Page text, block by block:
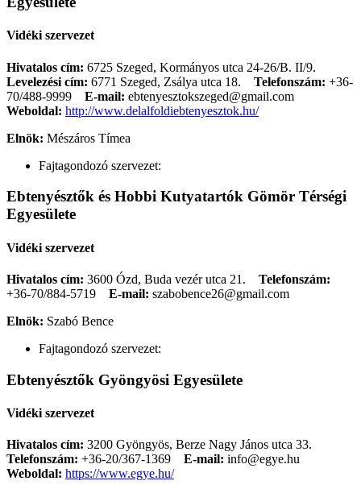
Vidéki szervezet
Hivatalos cím: 6725 Szeged, Kormányos utca 24-26/B. II/9.
Levelezési cím: 6771 Szeged, Zsálya utca 18. Telefonszám: +36-
70/488-9999
E-mail: ebtenyesztokszeged@gmail.com
Weboldal: http://www.delalfoldiebtenyesztok.hu/
Elnök: Mészáros Tímea
Fajtagondozó szervezet:
Ebtenyésztők és Hobbi Kutyatartók Gömör Térségi
Egyesülete
Vidéki szervezet
Hivatalos cím: 3600 Ózd, Buda vezér utca 21. Telefonszám:
+36-70/884-5719
E-mail: szabobence26@gmail.com
Elnök: Szabó Bence
Fajtagondozó szervezet:
Ebtenyésztők Gyöngyösi Egyesülete
Vidéki szervezet
Hivatalos cím: 3200 Gyöngyös, Berze Nagy János utca 33.
Telefonszám: +36-20/367-1369 E-mail: info@egye.hu
Weboldal: https://www.egye.hu/